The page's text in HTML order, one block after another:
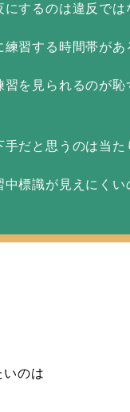
にするのは違反では
練習する時間帯があ
習を見られるのが恥
手だと思うのは当た
中標識が見えにくい
いのは